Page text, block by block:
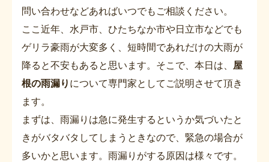
問い合わせなどあればいつでもご相談ください。
ここ近年、水戸市、ひたちなか市や日立市などでも
ゲリラ豪雨が大変多く、短時間であれだけの大雨が
降ると不安もあると思います。そこで、本日は、 屋
根の雨漏り について専門家としてご説明させて頂き
ます。
まずは、雨漏りは急に発生するというか気づいたと
きがバタバタしてしまうときなので、緊急の場合が
多いかと思います。雨漏りがする原因は様々です。